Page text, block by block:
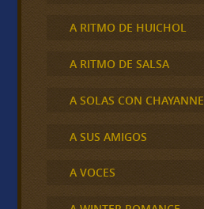
A RITMO DE HUICHOL
A RITMO DE SALSA
A SOLAS CON CHAYANNE
A SUS AMIGOS
A VOCES